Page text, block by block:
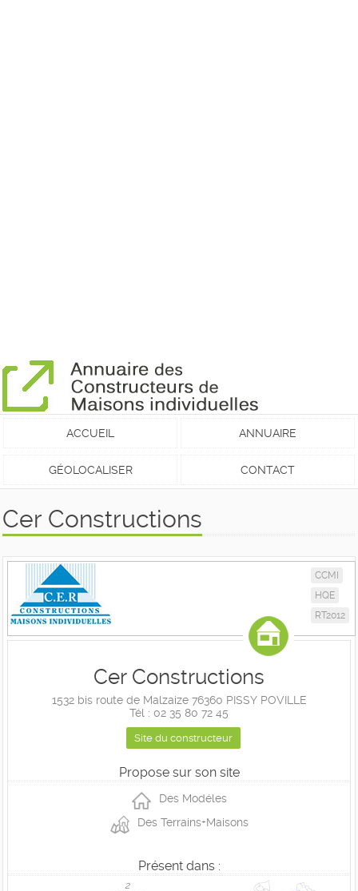
ACCUEIL ANNUAIRE
GÉOLOCALISER CONTACT
Cer Constructions
CCMI
HQE
RT2012
Cer Constructions
1532 bis route de Malzaize 76360 PISSY POVILLE
Tél : 02 35 80 72 45
Site du constructeur
Propose sur son site
Des Modéles
Des Terrains+Maisons
Présent dans :
2